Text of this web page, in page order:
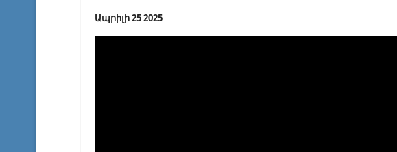
Ապրիլի 25 2025